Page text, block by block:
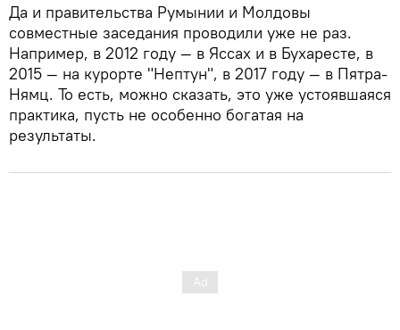
Да и правительства Румынии и Молдовы
совместные заседания проводили уже не раз.
Например, в 2012 году — в Яссах и в Бухаресте, в
2015 — на курорте "Нептун", в 2017 году — в Пятра-
Нямц. То есть, можно сказать, это уже устоявшаяся
практика, пусть не особенно богатая на
результаты.